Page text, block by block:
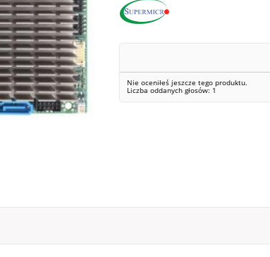
Nie oceniłeś jeszcze tego produktu.
Liczba oddanych głosów: 1